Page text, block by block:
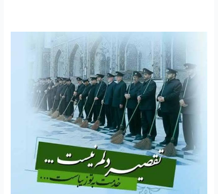
معجزات
کرامات
ماجرای